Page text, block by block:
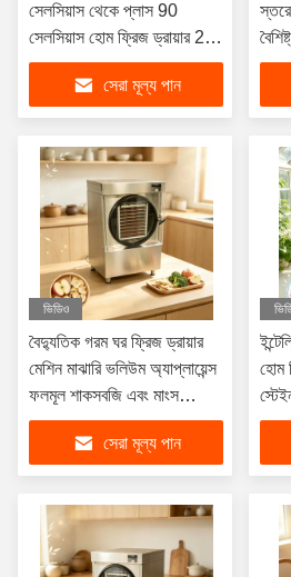
সেলসিয়াস থেকে প্লাস 90
সেলসিয়াস হোম ফ্রিজ ড্রায়ার 24
থেকে 30 ঘন্টা ফ্রিজ ড্রাই সাইকেল
এবং সহজ অপারেশনসেরা মূল্য পান
ভিডিও
বৈদ্যুতিক গরম ঘর ফ্রিজ ড্রায়ার
মেশিন মাঝারি ভলিউম অ্যাপ্লায়েন্স
ফলমূল শাকসবজি এবং মাংস
সংরক্ষণের জন্য উপযুক্ত
সেরা মূল্য পান
হোম